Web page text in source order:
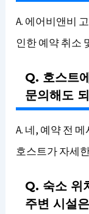
A. 에어비앤비
인한 예약 취소
Q. 호스트
문의해도
A. 네, 예약 전
호스트가 자세
Q. 숙소 위
주변 시설